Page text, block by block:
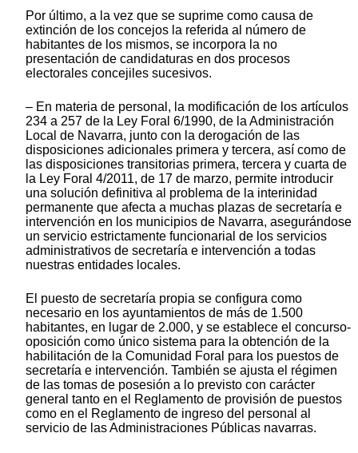
Por último, a la vez que se suprime como causa de
extinción de los concejos la referida al número de
habitantes de los mismos, se incorpora la no
presentación de candidaturas en dos procesos
electorales concejiles sucesivos.
– En materia de personal, la modificación de los artículos
234 a 257 de la Ley Foral 6/1990, de la Administración
Local de Navarra, junto con la derogación de las
disposiciones adicionales primera y tercera, así como de
las disposiciones transitorias primera, tercera y cuarta de
la Ley Foral 4/2011, de 17 de marzo, permite introducir
una solución definitiva al problema de la interinidad
permanente que afecta a muchas plazas de secretaría e
intervención en los municipios de Navarra, asegurándose
un servicio estrictamente funcionarial de los servicios
administrativos de secretaría e intervención a todas
nuestras entidades locales.
El puesto de secretaría propia se configura como
necesario en los ayuntamientos de más de 1.500
habitantes, en lugar de 2.000, y se establece el concurso-
oposición como único sistema para la obtención de la
habilitación de la Comunidad Foral para los puestos de
secretaría e intervención. También se ajusta el régimen
de las tomas de posesión a lo previsto con carácter
general tanto en el Reglamento de provisión de puestos
como en el Reglamento de ingreso del personal al
servicio de las Administraciones Públicas navarras.